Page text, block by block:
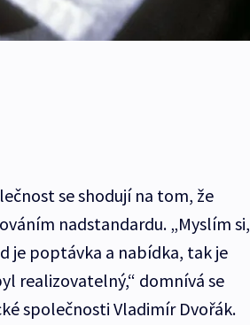
se shodují na tom, že
nadstandardu. „Myslím si,
je poptávka a nabídka, tak je
realizovatelný,“ domnívá se
společnosti Vladimír Dvořák.